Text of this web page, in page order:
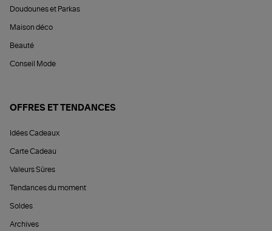
Doudounes et Parkas
Maison déco
Beauté
Conseil Mode
OFFRES ET TENDANCES
Idées Cadeaux
Carte Cadeau
Valeurs Sûres
Tendances du moment
Soldes
Archives